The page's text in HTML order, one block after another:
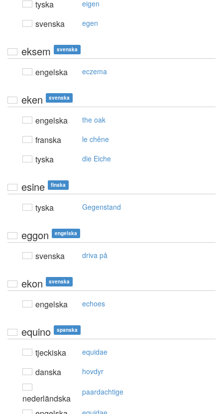
tyska eigen
svenska egen
eksem svenska
engelska eczema
eken svenska
engelska the oak
franska le chêne
tyska die Eiche
esine finska
tyska Gegenstand
eggon engelska
svenska driva på
ekon svenska
engelska echoes
equino spanska
tjeckiska equidae
danska hovdyr
nederländska
paardachtige